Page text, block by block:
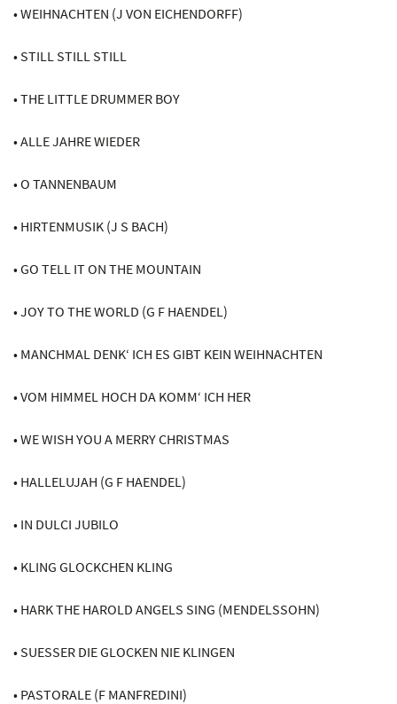
• WEIHNACHTEN (J VON EICHENDORFF)
• STILL STILL STILL
• THE LITTLE DRUMMER BOY
• ALLE JAHRE WIEDER
• O TANNENBAUM
• HIRTENMUSIK (J S BACH)
• GO TELL IT ON THE MOUNTAIN
• JOY TO THE WORLD (G F HAENDEL)
• MANCHMAL DENK‘ ICH ES GIBT KEIN WEIHNACHTEN
• VOM HIMMEL HOCH DA KOMM‘ ICH HER
• WE WISH YOU A MERRY CHRISTMAS
• HALLELUJAH (G F HAENDEL)
• IN DULCI JUBILO
• KLING GLOCKCHEN KLING
• HARK THE HAROLD ANGELS SING (MENDELSSOHN)
• SUESSER DIE GLOCKEN NIE KLINGEN
• PASTORALE (F MANFREDINI)